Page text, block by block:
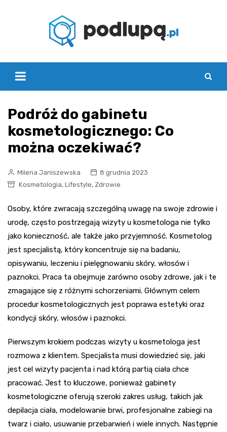
Podróż do gabinetu
kosmetologicznego: Co
można oczekiwać?
Milena Janiszewska
8 grudnia 2023
Kosmetologia, Lifestyle, Zdrowie
Osoby, które zwracają szczególną uwagę na swoje zdrowie i
urodę, często postrzegają wizyty u kosmetologa nie tylko
jako konieczność, ale także jako przyjemność. Kosmetolog
jest specjalistą, który koncentruje się na badaniu,
opisywaniu, leczeniu i pielęgnowaniu skóry, włosów i
paznokci. Praca ta obejmuje zarówno osoby zdrowe, jak i te
zmagające się z różnymi schorzeniami. Głównym celem
procedur kosmetologicznych jest poprawa estetyki oraz
kondycji skóry, włosów i paznokci.
Pierwszym krokiem podczas wizyty u kosmetologa jest
rozmowa z klientem. Specjalista musi dowiedzieć się, jaki
jest cel wizyty pacjenta i nad którą partią ciała chce
pracować. Jest to kluczowe, ponieważ gabinety
kosmetologiczne oferują szeroki zakres usług, takich jak
depilacja ciała, modelowanie brwi, profesjonalne zabiegi na
twarz i ciało, usuwanie przebarwień i wiele innych. Następnie